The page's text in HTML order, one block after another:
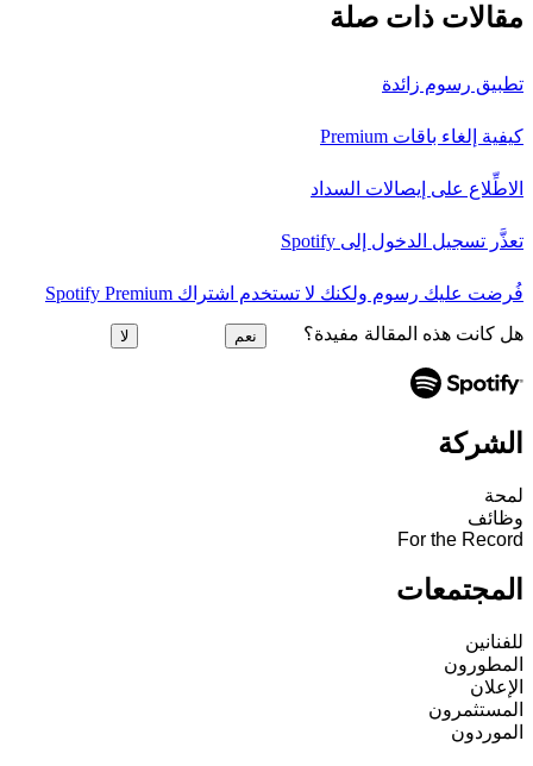
مقالات ذات صلة
تطبيق رسوم زائدة
كيفية إلغاء باقات Premium
الاطِّلاع على إيصالات السداد
تعذَّر تسجيل الدخول إلى Spotify
فُرضت عليك رسوم ولكنك لا تستخدم اشتراك Spotify Premium
هل كانت هذه المقالة مفيدة؟ نعم لا
الشركة
لمحة
وظائف
For the Record
المجتمعات
للفنانين
المطورون
الإعلان
المستثمرون
الموردون